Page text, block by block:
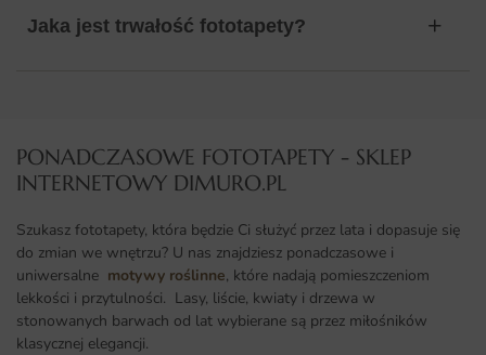
Jaka jest trwałość fototapety?
PONADCZASOWE FOTOTAPETY - SKLEP
INTERNETOWY DIMURO.PL​
Szukasz fototapety, która będzie Ci służyć przez lata i dopasuje się
do zmian we wnętrzu? U nas znajdziesz ponadczasowe i
uniwersalne motywy roślinne, które nadają pomieszczeniom
lekkości i przytulności. Lasy, liście, kwiaty i drzewa w
stonowanych barwach od lat wybierane są przez miłośników
klasycznej elegancji.